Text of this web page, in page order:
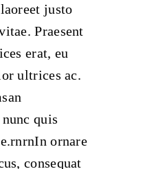
justo
Praesent
erat, eu
ultrices ac.
quis
ornare
consequat